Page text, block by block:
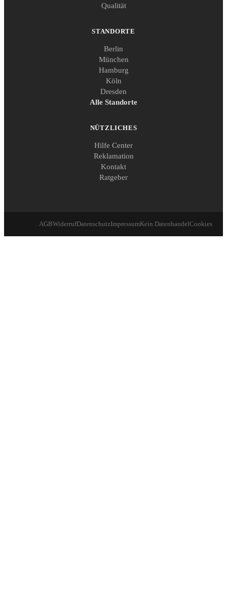
Qualität
STANDORTE
Berlin
München
Hamburg
Köln
Dresden
Alle Standorte
NÜTZLICHES
Hilfe Center
Reklamation
Kontakt
Ratgeber
AGBWiderrufDatenschutzImpressumKein DatenhandelCookies